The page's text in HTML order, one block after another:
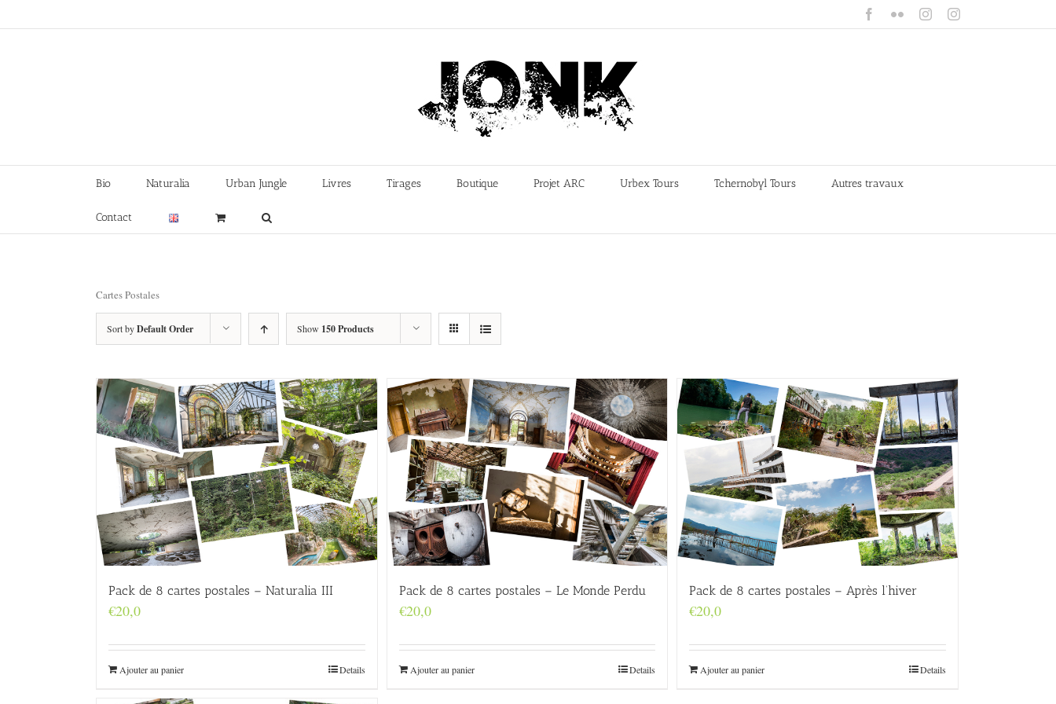
Facebook
FlickrInstagramInstagram
Bio Naturalia Urban Jungle Livres Tirages Boutique Projet ARC Urbex Tours Tchernobyl Tours Autres travaux
Contact
Cartes Postales
Sort byDefault Order Show 150 Products
Pack de 8 cartes postales – Naturalia III
€20,0
Ajouter au panier Details
Pack de 8 cartes postales – Le Monde Perdu
€20,0
Ajouter au panier Details
Pack de 8 cartes postales – Après l’hiver
€20,0
Ajouter au panier Details